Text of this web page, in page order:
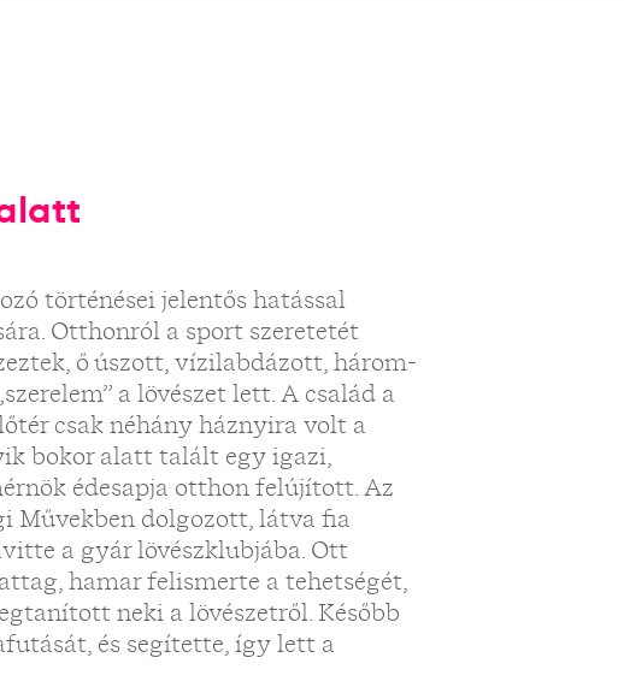
történései jelentős hatással
Otthonról a sport szeretetét
ő úszott, vízilabdázott, három-
a lövészet lett. A család a
csak néhány háznyira volt a
bokor alatt talált egy igazi,
édesapja otthon felújított. Az
Művekben dolgozott, látva fia
a gyár lövészklubjába. Ott
hamar felismerte a tehetségét,
neki a lövészetről. Később
és segítette, így lett a